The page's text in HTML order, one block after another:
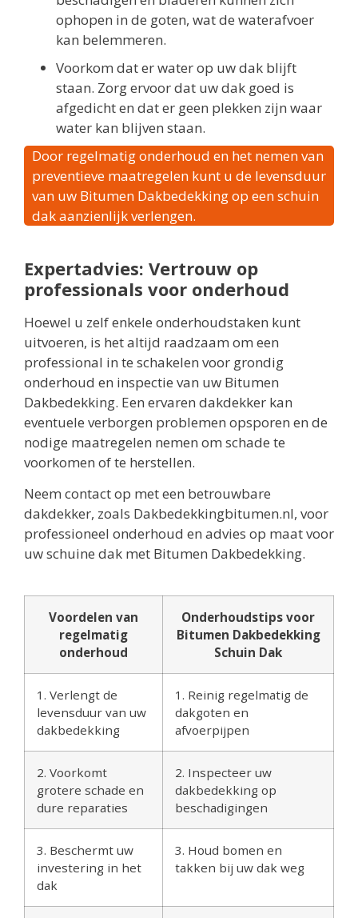
ophopen in de goten, wat de waterafvoer
kan belemmeren.
Voorkom dat er water op uw dak blijft
staan. Zorg ervoor dat uw dak goed is
afgedicht en dat er geen plekken zijn waar
water kan blijven staan.
Door regelmatig onderhoud en het nemen van
preventieve maatregelen kunt u de levensduur
van uw Bitumen Dakbedekking op een schuin
dak aanzienlijk verlengen.
Expertadvies: Vertrouw op
professionals voor onderhoud
Hoewel u zelf enkele onderhoudstaken kunt
uitvoeren, is het altijd raadzaam om een
professional in te schakelen voor grondig
onderhoud en inspectie van uw Bitumen
Dakbedekking. Een ervaren dakdekker kan
eventuele verborgen problemen opsporen en de
nodige maatregelen nemen om schade te
voorkomen of te herstellen.
Neem contact op met een betrouwbare
dakdekker, zoals Dakbedekkingbitumen.nl, voor
professioneel onderhoud en advies op maat voor
uw schuine dak met Bitumen Dakbedekking.
Voordelen van
regelmatig
onderhoud
Onderhoudstips voor
Bitumen Dakbedekking
Schuin Dak
1. Verlengt de
levensduur van uw
dakbedekking
1. Reinig regelmatig de
dakgoten en
afvoerpijpen
2. Voorkomt
grotere schade en
dure reparaties
2. Inspecteer uw
dakbedekking op
beschadigingen
3. Beschermt uw
investering in het
dak
3. Houd bomen en
takken bij uw dak weg